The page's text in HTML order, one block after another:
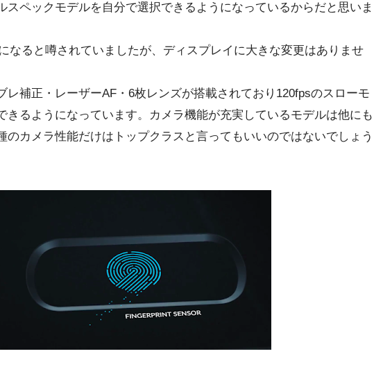
スペックモデルを自分で選択できるようになっているからだと思いま
なると噂されていましたが、ディスプレイに大きな変更はありませ
補正・レーザーAF・6枚レンズが搭載されており120fpsのスローモ
きるようになっています。カメラ機能が充実しているモデルは他にも
のカメラ性能だけはトップクラスと言ってもいいのではないでしょう